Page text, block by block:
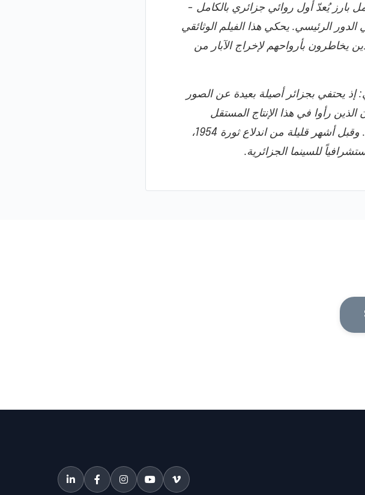
بارز يُعدّ أول روائي جزائري بالكامل -
الرئيسي. يحكي هذا الفيلم الوثائقي
يخاطرون بأرواحهم لإخراج الآبار من
إذ يحتفي بجزائر أصيلة بعيدة عن الصور
الذين رأوا في هذا الإنتاج المستقل
إيذاناً بسينما المقاومة الجزائرية. وقبل أشهر قليلة من اندلاع ثورة 1954،
للسينما الجزائرية.